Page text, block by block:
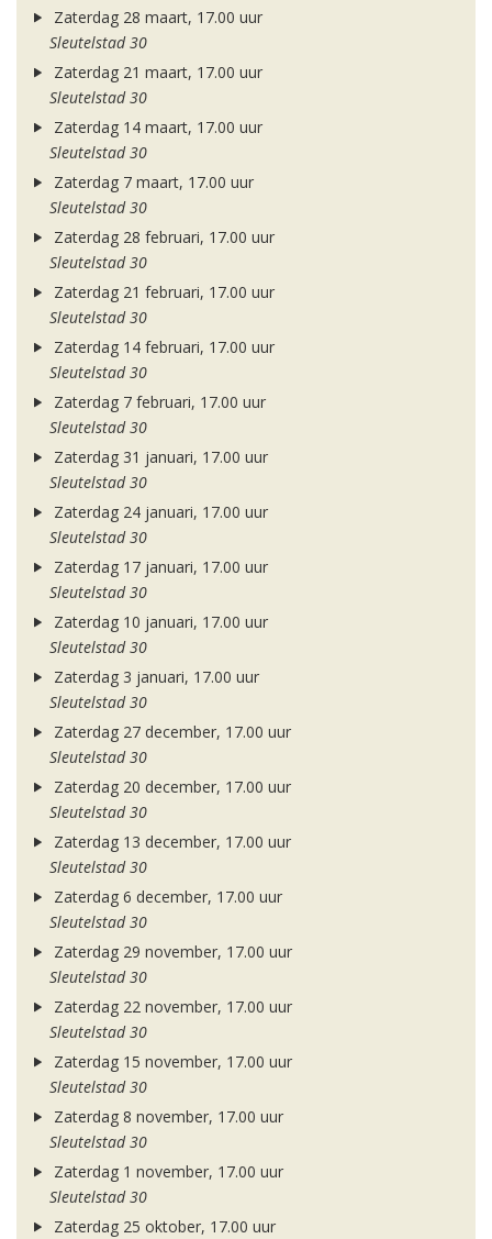
Zaterdag 28 maart, 17.00 uur
Sleutelstad 30
Zaterdag 21 maart, 17.00 uur
Sleutelstad 30
Zaterdag 14 maart, 17.00 uur
Sleutelstad 30
Zaterdag 7 maart, 17.00 uur
Sleutelstad 30
Zaterdag 28 februari, 17.00 uur
Sleutelstad 30
Zaterdag 21 februari, 17.00 uur
Sleutelstad 30
Zaterdag 14 februari, 17.00 uur
Sleutelstad 30
Zaterdag 7 februari, 17.00 uur
Sleutelstad 30
Zaterdag 31 januari, 17.00 uur
Sleutelstad 30
Zaterdag 24 januari, 17.00 uur
Sleutelstad 30
Zaterdag 17 januari, 17.00 uur
Sleutelstad 30
Zaterdag 10 januari, 17.00 uur
Sleutelstad 30
Zaterdag 3 januari, 17.00 uur
Sleutelstad 30
Zaterdag 27 december, 17.00 uur
Sleutelstad 30
Zaterdag 20 december, 17.00 uur
Sleutelstad 30
Zaterdag 13 december, 17.00 uur
Sleutelstad 30
Zaterdag 6 december, 17.00 uur
Sleutelstad 30
Zaterdag 29 november, 17.00 uur
Sleutelstad 30
Zaterdag 22 november, 17.00 uur
Sleutelstad 30
Zaterdag 15 november, 17.00 uur
Sleutelstad 30
Zaterdag 8 november, 17.00 uur
Sleutelstad 30
Zaterdag 1 november, 17.00 uur
Sleutelstad 30
Zaterdag 25 oktober, 17.00 uur